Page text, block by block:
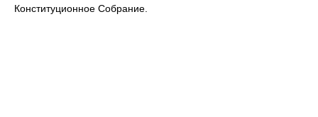
Конституционное Собрание.